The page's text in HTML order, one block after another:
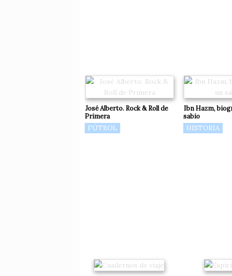
José Alberto. Rock & Roll de
Primera
FÚTBOL
Ibn Hazm,
sabio
HISTORIA